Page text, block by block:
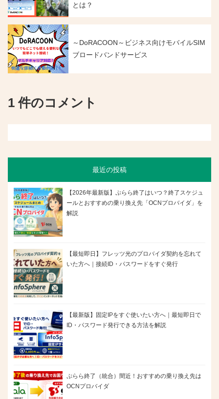
とは？
～DoRACOON～ビジネス向けモバイルSIM
ブロードバンドサービス
1 件のコメント
最近の投稿
【2026年最新版】ぷらら終了はいつ？終了スケジュ
ールとおすすめの乗り換え先「OCNプロバイダ」を
解説
【最短即日】フレッツ光のプロバイダ契約を忘れて
いた方へ｜接続ID・パスワードをすぐ発行
【最新版】固定IPをすぐ使いたい方へ｜最短即日で
ID・パスワード発行できる方法を解説
ぷらら終了（統合）間近！おすすめの乗り換え先は
OCNプロバイダ